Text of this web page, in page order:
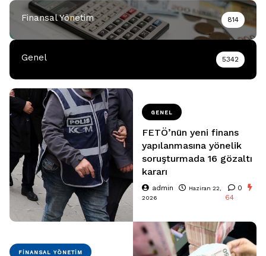
Finansal Yönetim 814
Genel 5342
GENEL
FETÖ’nün yeni finans
yapılanmasına yönelik
soruşturmada 16 gözaltı
kararı
admin
Haziran 22,
2026
0
64
FINANSAL YÖNETIM